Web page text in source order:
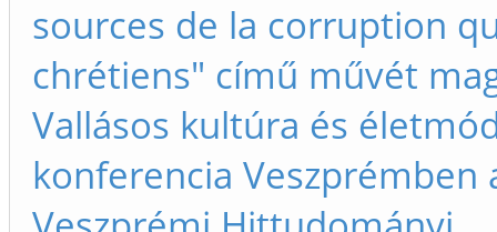
sources de la corruption
chrétiens" című művét
Vallásos kultúra és
konferencia Veszprémben